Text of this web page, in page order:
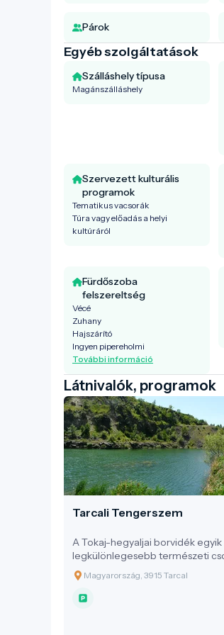
Párok
Egyéb szolgáltatások
Szálláshely típusa
Magánszálláshely
Szervezett kulturális
programok
Tematikus vacsorák
Túra vagy előadás a helyi
kultúráról
Fürdőszoba
felszereltség
Vécé
Zuhany
Hajszárító
Ingyen pipereholmi
További információ
Látnivalók, programok
Tarcali Tengerszem
A Tokaj-hegyaljai borvidék egyik
legkülönlegesebb természeti
Tarcal szélén található,
született tengerszem. A meredek
sziklafalak ölelésében rejtőző,
Magyarország, 3915 Tarcal